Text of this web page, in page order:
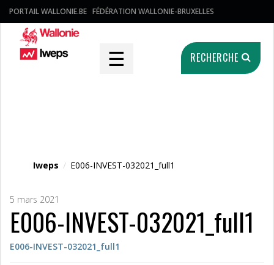
PORTAIL WALLONIE.BE FÉDÉRATION WALLONIE-BRUXELLES
☰ RECHERCHE
Iweps / E006-INVEST-032021_full1
5 mars 2021
E006-INVEST-032021_full1
E006-INVEST-032021_full1